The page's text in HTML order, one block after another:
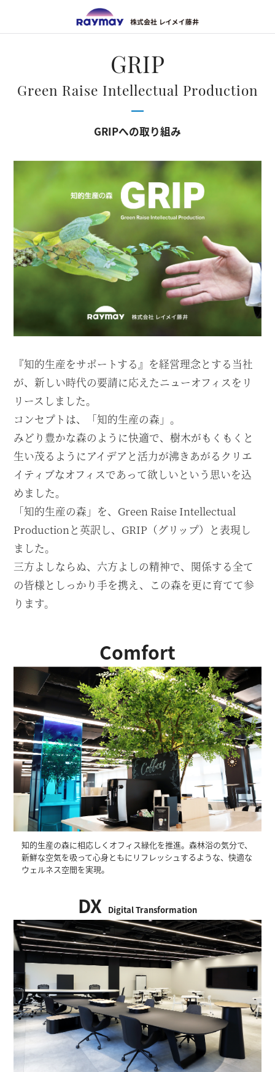
GRIP
Green Raise Intellectual Production
GRIPへの取り組み
『知的生産をサポートする』を経営理念とする当社
が、新しい時代の要請に応えたニューオフィスをリ
リースしました。
コンセプトは、「知的生産の森」。
みどり豊かな森のように快適で、樹木がもくもくと
生い茂るようにアイデアと活力が沸きあがる クリエ
イティブなオフィスであって欲しいという思いを込
めました。
「知的生産の森」を、Green Raise Intellectual
Productionと英訳し、GRIP（グリップ）と表現し
ました。
三方よしならぬ、六方よしの精神で、関係する全て
の皆様としっかり手を携え、
この森を更に育てて参
ります。
Comfort
知的生産の森に相応しくオフィス緑化を推進。森林浴の気分で、
新鮮な空気を吸って心身ともにリフレッシュするような、快適な
ウェルネス空間を実現。
DX Digital Transformation